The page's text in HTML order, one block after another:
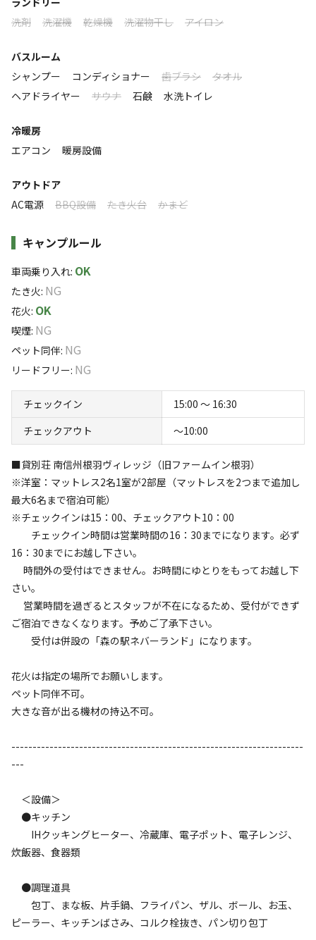
洗剤
洗濯機 乾燥機 洗濯物干し アイロン
バスルーム
シャンプー
コンディショナー 歯ブラシ
タオル
ヘアドライヤー
サウナ 石鹸 水洗トイレ
冷暖房
エアコン
暖房設備
アウトドア
AC電源
BBQ設備 たき火台 かまど
キャンプルール
車両乗り入れ: OK
たき火: NG
花火: OK
喫煙: NG
ペット同伴: NG
リードフリー: NG
チェックイン
15:00 〜 16:30
チェックアウト
〜10:00
■貸別荘 南信州根羽ヴィレッジ（旧ファームイン根羽）
※洋室：マットレス2名1室が2部屋（マットレスを2つまで追加し
最大6名まで宿泊可能）
※チェックインは15：00、チェックアウト10：00
チェックイン時間は営業時間の16：30までになります。必ず
16：30までにお越し下さい。
時間外の受付はできません。お時間にゆとりをもってお越し下
さい。
営業時間を過ぎるとスタッフが不在になるため、受付ができず
ご宿泊できなくなります。予めご了承下さい。
受付は併設の「森の駅ネバーランド」になります。
花火は指定の場所でお願いします。
ペット同伴不可。
大きな音が出る機材の持込不可。
---------------------------------------------------------------------
---
＜設備＞
●キッチン
IHクッキングヒーター、冷蔵庫、電子ポット、電子レンジ、
炊飯器、食器類
●調理道具
包丁、まな板、片手鍋、フライパン、ザル、ボール、お玉、
ピーラー、キッチンばさみ、コルク栓抜き、パン切り包丁
営業時間(17：00)を過ぎるとスタッフが不在になり、受付
ができず宿泊できなくなります。必ず時間に余裕を持って
＜設備＞
●キッチン
IHクッキングヒーター、冷蔵庫、電子ポット、電子
レンジ、炊飯器、食器類
●調理道具
包丁、まな板、片手鍋、フライパン、ザル、ボール、
り包丁
●その他
テレビ、トイレ（水洗）、風呂（リンスインシャンプ
ーやボディーソープあり）、ドライヤー、フェイスタオ
ル、バスタオル、枕カバー、布団シーツ
※食材の持ち込みは自由です。部屋のキッチンで料理も楽
しめます。
※調味料、洗面用具、パジャマなどの日用品は各自でご用
意下さい。
このキャンプ場の特徴
林間
まったり
ソロ
0%
小さなお子様がいても隣に気兼ねなく宿泊できますので、フ
#カップルにおすすめ
ファミリーにおすすめ
グループにおすすめ
総合評価
4.5
4.8
4.3
アクセス
4.0
キャンペーン
キャンプ場からのお知らせ
2026.3.30 更新